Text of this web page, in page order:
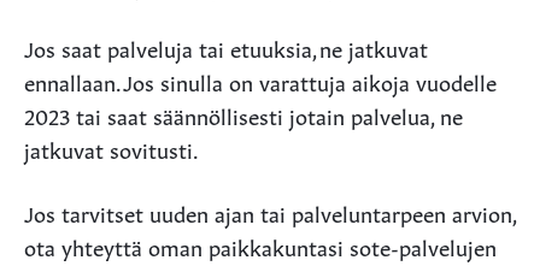
Jos saat palveluja tai etuuksia, ne jatkuvat
ennallaan. Jos sinulla on varattuja aikoja vuodelle
2023 tai saat säännöllisesti jotain palvelua, ne
jatkuvat sovitusti.
Jos tarvitset uuden ajan tai palveluntarpeen arvion,
ota yhteyttä oman paikkakuntasi sote-palvelujen